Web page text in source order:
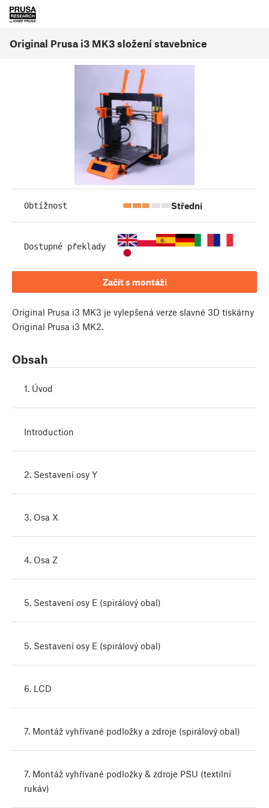
Original Prusa i3 MK3 složení stavebnice
Obtížnost Střední
Dostupné překlady
Začít s montáží
Original Prusa i3 MK3 je vylepšená verze slavné 3D tiskárny
Original Prusa i3 MK2.
Obsah
1. Úvod
Introduction
2. Sestavení osy Y
3. Osa X
4. Osa Z
5. Sestavení osy E (spirálový obal)
5. Sestavení osy E (spirálový obal)
6. LCD
7. Montáž vyhřívané podložky a zdroje (spirálový obal)
7. Montáž vyhřívané podložky & zdroje PSU (textilní
rukáv)